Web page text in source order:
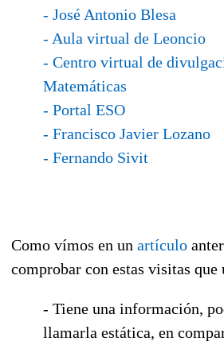
- José Antonio Blesa
- Aula virtual de Leoncio
- Centro virtual de
Matemáticas
- Portal ESO
- Francisco Javier Lozano
- Fernando Sivit
Como vímos en un artículo
comprobar con estas visitas que
- Tiene una información,
llamarla estática, en